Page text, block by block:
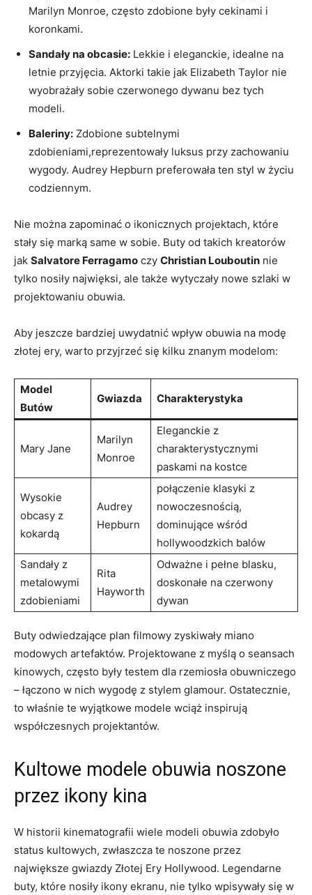
Marilyn Monroe, często zdobione były cekinami i
koronkami.
Sandały na obcasie: Lekkie i eleganckie, idealne na
letnie przyjęcia. Aktorki takie jak Elizabeth Taylor nie
wyobrażały sobie czerwonego dywanu bez tych
modeli.
Baleriny: Zdobione subtelnymi
zdobieniami,reprezentowały luksus przy zachowaniu
wygody. Audrey Hepburn preferowała ten styl w życiu
codziennym.
Nie można zapominać o ikonicznych projektach, które
stały się marką same w sobie. Buty od takich kreatorów
jak Salvatore Ferragamo czy Christian Louboutin nie
tylko nosiły najwięksi, ale także wytyczały nowe szlaki w
projektowaniu obuwia.
Aby jeszcze bardziej uwydatnić wpływ obuwia na modę
złotej ery, warto przyjrzeć się kilku znanym modelom:
Model
Butów
Gwiazda Charakterystyka
Mary Jane
Marilyn
Monroe
Eleganckie z
charakterystycznymi
paskami na kostce
Wysokie
obcasy z
kokardą
Audrey
Hepburn
połączenie klasyki z
nowoczesnością,
dominujące wśród
hollywoodzkich balów
Sandały z
metalowymi
zdobieniami
Rita
Hayworth
Odważne i pełne blasku,
doskonałe na czerwony
dywan
Buty odwiedzające plan filmowy zyskiwały miano
modowych artefaktów. Projektowane z myślą o seansach
kinowych, często były testem dla rzemiosła obuwniczego
– łączono w nich wygodę z stylem glamour. Ostatecznie,
to właśnie te wyjątkowe modele wciąż inspirują
współczesnych projektantów.
Kultowe modele obuwia noszone
przez ikony kina
W historii kinematografii wiele modeli obuwia zdobyło
status kultowych, zwłaszcza te noszone przez
największe gwiazdy Złotej Ery Hollywood. Legendarne
buty, które nosiły ikony ekranu, nie tylko wpisywały się w